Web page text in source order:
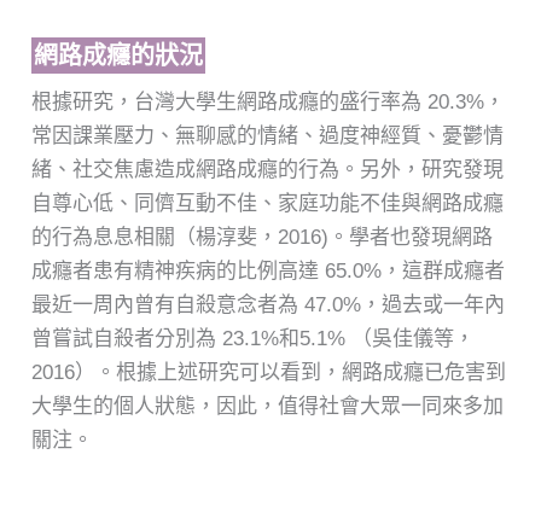
網路成癮的狀況
根據研究，台灣大學生網路成癮的盛行率為 20.3%，
常因課業壓力、無聊感的情緒、過度神經質、憂鬱情
緒、社交焦慮造成網路成癮的行為。另外，研究發現
自尊心低、同儕互動不佳、家庭功能不佳與網路成癮
的行為息息相關（楊淳斐，2016)。學者也發現網路
成癮者患有精神疾病的比例高達 65.0%，這群成癮者
最近一周內曾有自殺意念者為 47.0%，過去或一年內
曾嘗試自殺者分別為 23.1%和5.1% （吳佳儀等，
2016）。根據上述研究可以看到，網路成癮已危害到
大學生的個人狀態，因此，值得社會大眾一同來多加
關注。